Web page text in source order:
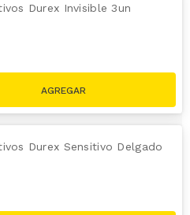
Durex Invisible 3un
Durex Sensitivo Delgado